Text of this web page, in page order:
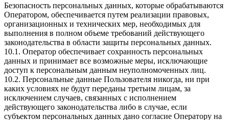
Безопасность персональных данных, которые обрабатываются
Оператором, обеспечивается путем реализации правовых,
организационных и технических мер, необходимых для
выполнения в полном объеме требований действующего
законодательства в области защиты персональных данных.
10.1. Оператор обеспечивает сохранность персональных
данных и принимает все возможные меры, исключающие
доступ к персональным данным неуполномоченных лиц.
10.2. Персональные данные Пользователя никогда, ни при
каких условиях не будут переданы третьим лицам, за
исключением случаев, связанных с исполнением
действующего законодательства либо в случае, если
субъектом персональных данных дано согласие Оператору на